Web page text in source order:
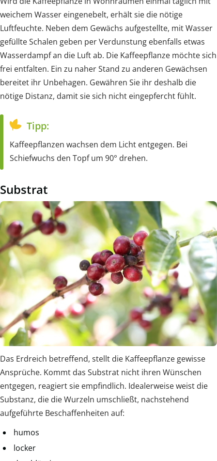
weichem Wasser eingenebelt, erhält sie die nötige
Luftfeuchte. Neben dem Gewächs aufgestellte, mit Wasser
gefüllte Schalen geben per Verdunstung ebenfalls etwas
Wasserdampf an die Luft ab. Die Kaffeepflanze möchte sich
frei entfalten. Ein zu naher Stand zu anderen Gewächsen
bereitet ihr Unbehagen. Gewähren Sie ihr deshalb die
nötige Distanz, damit sie sich nicht eingepfercht fühlt.
Tipp:
Kaffeepflanzen wachsen dem Licht entgegen. Bei
Schiefwuchs den Topf um 90° drehen.
Substrat
Das Erdreich betreffend, stellt die Kaffeepflanze gewisse
Ansprüche. Kommt das Substrat nicht ihren Wünschen
entgegen, reagiert sie empfindlich. Idealerweise weist die
Substanz, die die Wurzeln umschließt, nachstehend
aufgeführte Beschaffenheiten auf:
humos
locker